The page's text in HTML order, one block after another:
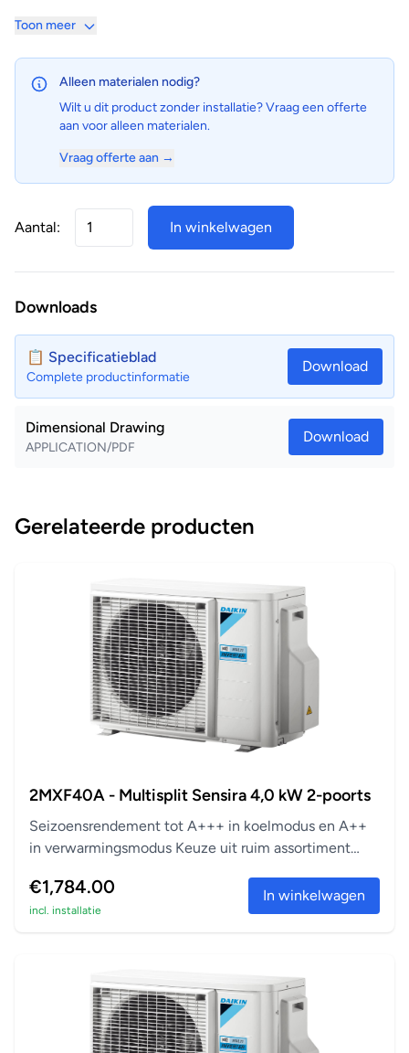
Kies voor een R-32-product om uw milieu-impact te
reduceren met 68% in vergelijking met R-410A-systemen
en rechtstreeks uw energieverbruik te reduceren, dankzij
De buitendelen zijn uitgerust met een swingcompressor,
garandeert
Extra stilfunctie buitendeel
De "Silent"-knop op de afstandsbediening vermindert het
Toon meer
Alleen materialen nodig?
Wilt u dit product zonder installatie? Vraag een offerte
aan voor alleen materialen.
Vraag offerte aan →
Aantal: In winkelwagen
Downloads
📋 Specificatieblad
Complete productinformatie
Download
Dimensional Drawing
APPLICATION/PDF
Download
Gerelateerde producten
2MXF40A - Multisplit Sensira 4,0 kW 2-poorts
Seizoensrendement tot A+++ in koelmodus en A++
in verwarmingsmodus Keuze uit ruim assortiment
€1,784.00
incl. installatie
In winkelwagen